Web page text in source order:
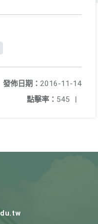
發佈日期： 2016-11-14
點擊率： 545 |